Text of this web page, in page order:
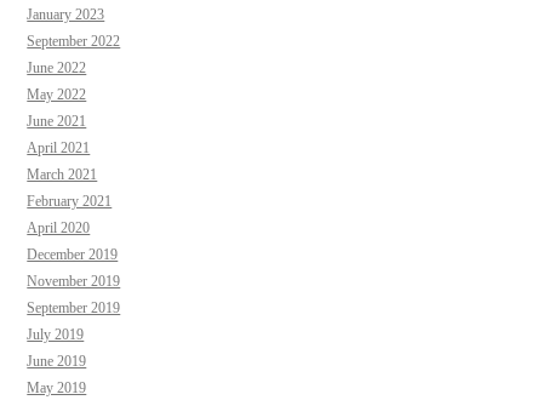
January 2023
September 2022
June 2022
May 2022
June 2021
April 2021
March 2021
February 2021
April 2020
December 2019
November 2019
September 2019
July 2019
June 2019
May 2019